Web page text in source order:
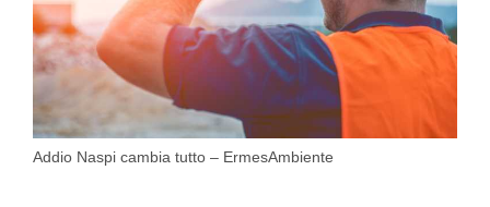
Addio Naspi cambia tutto – ErmesAmbiente